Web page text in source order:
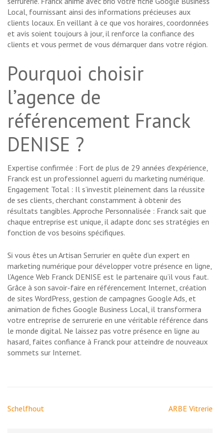
Local, fournissant ainsi des informations précieuses aux
clients locaux. En veillant à ce que vos horaires, coordonnées
et avis soient toujours à jour, il renforce la confiance des
clients et vous permet de vous démarquer dans votre région.
Pourquoi choisir
l’agence de
référencement Franck
DENISE ?
Expertise confirmée : Fort de plus de 29 années d’expérience,
Franck est un professionnel aguerri du marketing numérique.
Engagement Total : Il s’investit pleinement dans la réussite
de ses clients, cherchant constamment à obtenir des
résultats tangibles. Approche Personnalisée : Franck sait que
chaque entreprise est unique, il adapte donc ses stratégies en
fonction de vos besoins spécifiques.
Si vous êtes un Artisan Serrurier en quête d’un expert en
marketing numérique pour développer votre présence en ligne,
l’Agence Web Franck DENISE est le partenaire qu’il vous faut.
Grâce à son savoir-faire en référencement Internet, création
de sites WordPress, gestion de campagnes Google Ads, et
animation de fiches Google Business Local, il transformera
votre entreprise de serrurerie en une véritable référence dans
le monde digital. Ne laissez pas votre présence en ligne au
hasard, faites confiance à Franck pour atteindre de nouveaux
sommets sur Internet.
Navigation
Schelfhout ARBE Vitrerie